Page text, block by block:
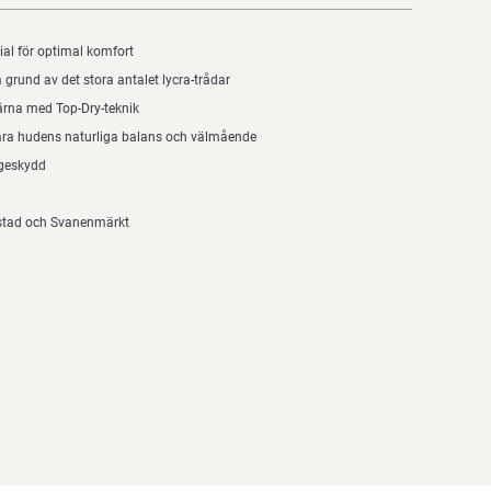
för optimal komfort
grund av det stora antalet lycra-trådar
med Top-Dry-teknik
hudens naturliga balans och välmående
och Svanenmärkt